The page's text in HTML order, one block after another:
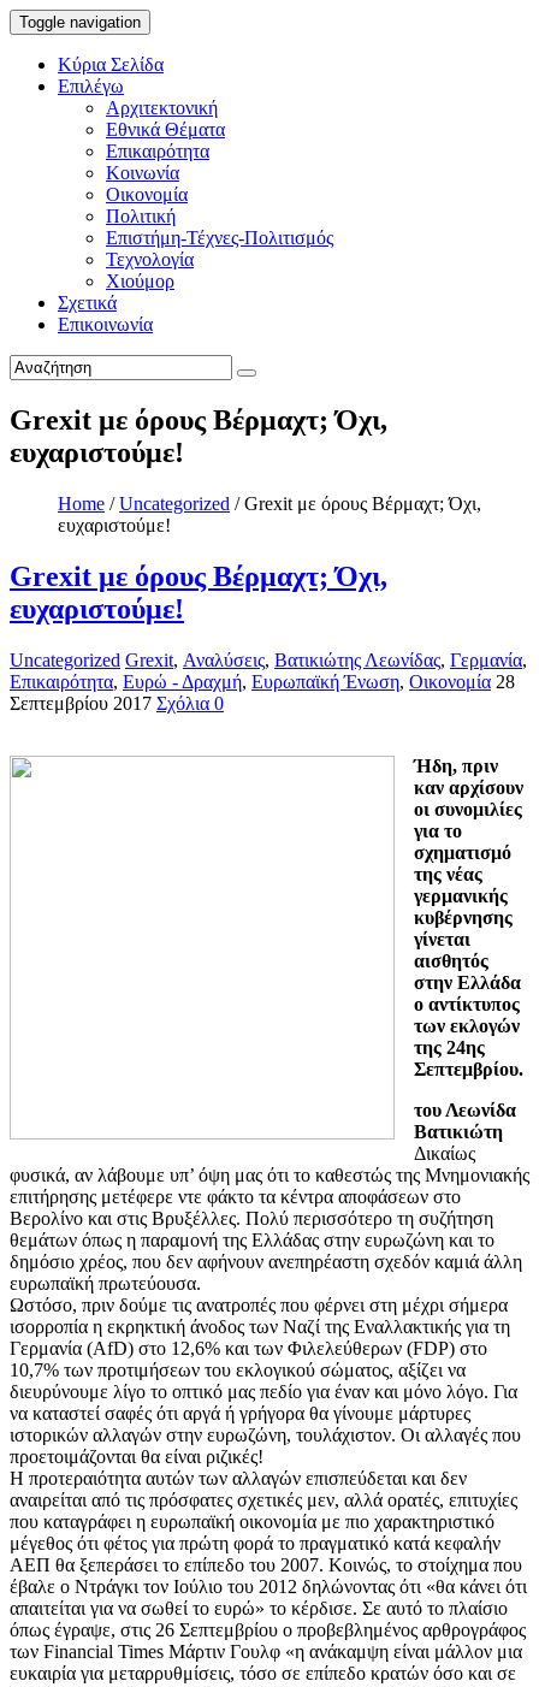
Toggle navigation
Κύρια Σελίδα
Επιλέγω
Αρχιτεκτονική
Εθνικά Θέματα
Επικαιρότητα
Κοινωνία
Οικονομία
Πολιτική
Επιστήμη-Τέχνες-Πολιτισμός
Τεχνολογία
Χιούμορ
Σχετικά
Επικοινωνία
Grexit με όρους Βέρμαχτ; Όχι,
ευχαριστούμε!
Home / Uncategorized / Grexit με όρους Βέρμαχτ; Όχι,
ευχαριστούμε!
Grexit με όρους Βέρμαχτ; Όχι,
ευχαριστούμε!
Uncategorized Grexit, Αναλύσεις, Βατικιώτης Λεωνίδας, Γερμανία,
Επικαιρότητα, Ευρώ - Δραχμή, Ευρωπαϊκή Ένωση, Οικονομία 28
Σεπτεμβρίου 2017 Σχόλια 0
Ήδη, πριν
καν αρχίσουν
οι συνομιλίες
για το
σχηματισμό
της νέας
γερμανικής
κυβέρνησης
γίνεται
αισθητός
στην Ελλάδα
ο αντίκτυπος
των εκλογών
της 24ης
Σεπτεμβρίου.
του Λεωνίδα
Βατικιώτη
Δικαίως
φυσικά, αν λάβουμε υπ’ όψη μας ότι το καθεστώς της Μνημονιακής
επιτήρησης μετέφερε ντε φάκτο τα κέντρα αποφάσεων στο
Βερολίνο και στις Βρυξέλλες. Πολύ περισσότερο τη συζήτηση
θεμάτων όπως η παραμονή της Ελλάδας στην ευρωζώνη και το
δημόσιο χρέος, που δεν αφήνουν ανεπηρέαστη σχεδόν καμιά άλλη
ευρωπαϊκή πρωτεύουσα.
Ωστόσο, πριν δούμε τις ανατροπές που φέρνει στη μέχρι σήμερα
ισορροπία η εκρηκτική άνοδος των Ναζί της Εναλλακτικής για τη
Γερμανία (AfD) στο 12,6% και των Φιλελεύθερων (FDP) στο
10,7% των προτιμήσεων του εκλογικού σώματος, αξίζει να
διευρύνουμε λίγο το οπτικό μας πεδίο για έναν και μόνο λόγο. Για
να καταστεί σαφές ότι αργά ή γρήγορα θα γίνουμε μάρτυρες
ιστορικών αλλαγών στην ευρωζώνη, τουλάχιστον. Οι αλλαγές που
προετοιμάζονται θα είναι ριζικές!
Η προτεραιότητα αυτών των αλλαγών επισπεύδεται και δεν
αναιρείται από τις πρόσφατες σχετικές μεν, αλλά ορατές, επιτυχίες
που καταγράφει η ευρωπαϊκή οικονομία με πιο χαρακτηριστικό
μέγεθος ότι φέτος για πρώτη φορά το πραγματικό κατά κεφαλήν
ΑΕΠ θα ξεπεράσει το επίπεδο του 2007. Κοινώς, το στοίχημα που
έβαλε ο Ντράγκι τον Ιούλιο του 2012 δηλώνοντας ότι «θα κάνει ότι
απαιτείται για να σωθεί το ευρώ» το κέρδισε. Σε αυτό το πλαίσιο
όπως έγραψε, στις 26 Σεπτεμβρίου ο προβεβλημένος αρθρογράφος
των Financial Times Μάρτιν Γουλφ «η ανάκαμψη είναι μάλλον μια
ευκαιρία για μεταρρυθμίσεις, τόσο σε επίπεδο κρατών όσο και σε